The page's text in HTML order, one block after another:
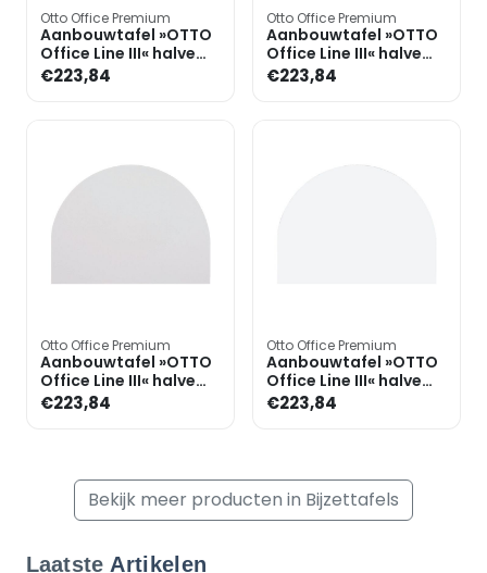
Otto Office Premium
Aanbouwtafel »OTTO
Office Line III« halve
cirkel
€223,84
Otto Office Premium
Aanbouwtafel »OTTO
Office Line III« halve
cirkel
€223,84
Otto Office Premium
Aanbouwtafel »OTTO
Office Line III« halve
cirkel
€223,84
Otto Office Premium
Aanbouwtafel »OTTO
Office Line III« halve
cirkel
€223,84
Bekijk meer producten in Bijzettafels
Laatste Artikelen